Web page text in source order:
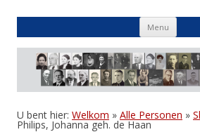
Menu Skip
U bent hier: Welkom » Alle Personen »
Philips, Johanna geh. de Haan